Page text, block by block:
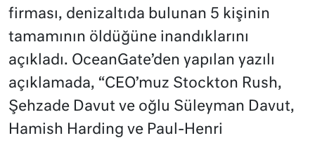
firması, denizaltıda bulunan 5 kişinin
tamamının öldüğüne inandıklarını
açıkladı. OceanGate’den yapılan yazılı
açıklamada, “CEO’muz Stockton Rush,
Şehzade Davut ve oğlu Süleyman Davut,
Hamish Harding ve Paul-Henri